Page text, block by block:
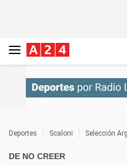
Deportes Scaloni Selección
DE NO CREER